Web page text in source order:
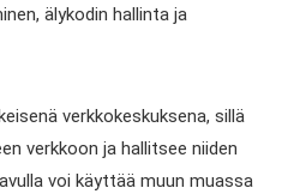
älykodin hallinta ja
verkkokeskuksena, sillä
verkkoon ja hallitsee niiden
voi käyttää muun muassa